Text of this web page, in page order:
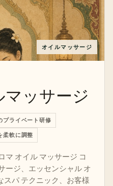
オイルマッサージ
ッサージ
プライベート研修
柔軟に調整
マ オイル マッサージ コ
ージ、エッセンシャル オ
スパ テクニック、お客様